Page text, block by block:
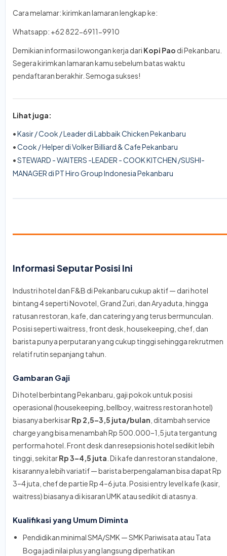
Cara melamar: kirimkan lamaran lengkap ke:
Whatsapp: +62 822-6911-9910
Demikian informasi lowongan kerja dari Kopi Pao di Pekanbaru.
Segera kirimkan lamaran kamu sebelum batas waktu
pendaftaran berakhir. Semoga sukses!
Lihat juga:
•Kasir / Cook / Leader di Labbaik Chicken Pekanbaru
•Cook / Helper di Volker Billiard & Cafe Pekanbaru
•STEWARD - WAITERS -LEADER - COOK KITCHEN /SUSHI-
MANAGER di PT Hiro Group Indonesia Pekanbaru
Informasi Seputar Posisi Ini
Industri hotel dan F&B di Pekanbaru cukup aktif — dari hotel
bintang 4 seperti Novotel, Grand Zuri, dan Aryaduta, hingga
ratusan restoran, kafe, dan catering yang terus bermunculan.
Posisi seperti waitress, front desk, housekeeping, chef, dan
barista punya perputaran yang cukup tinggi sehingga rekrutmen
relatif rutin sepanjang tahun.
Gambaran Gaji
Di hotel berbintang Pekanbaru, gaji pokok untuk posisi
operasional (housekeeping, bellboy, waitress restoran hotel)
biasanya berkisarRp 2,5–3,5 juta/bulan , ditambah service
charge yang bisa menambah Rp 500.000–1,5 juta tergantung
performa hotel. Front desk dan resepsionis hotel sedikit lebih
tinggi, sekitarRp 3–4,5 juta . Di kafe dan restoran standalone,
kisarannya lebih variatif — barista berpengalaman bisa dapat Rp
3–4 juta, chef de partie Rp 4–6 juta. Posisi entry level kafe (kasir,
waitress) biasanya di kisaran UMK atau sedikit di atasnya.
Kualifikasi yang Umum Diminta
Pendidikan minimal SMA/SMK — SMK Pariwisata atau Tata
Boga jadi nilai plus yang langsung diperhatikan